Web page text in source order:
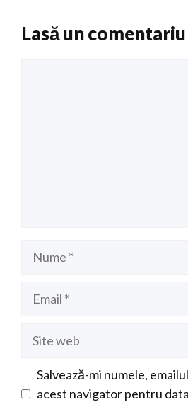
Lasă un comentariu
Salvează-mi numele,
acest navigator pentru